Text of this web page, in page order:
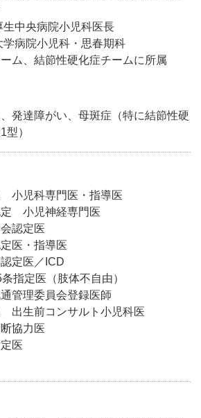
中央病院小児科医長
病院小児科・思春期科
結節性硬化症チームに所属
発達障がい、母斑症（特に結節性硬
）
小児科専門医・指導医
定 小児神経専門医
認定医
医・指導医
定医／ICD
指定医（肢体不自由）
管理委員会登録医師
出生前コンサルト小児科医
協力医
医